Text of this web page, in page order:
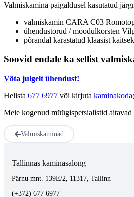
Valmiskamina paigaldusel kasutatud
valmiskamin CARA C03
ühendustorud / moodulkorsten
põrandal karastatud klaasist
Soovid endale ka sellist
Võta julgelt ühendust!
Helista 677 6977 või kirjuta
Meie kogenud müügispetsialistid
Valmiskaminad
Tallinnas kaminasalong
Pärnu mnt. 139E/2, 11317, Tallinn
(+372) 677 6977